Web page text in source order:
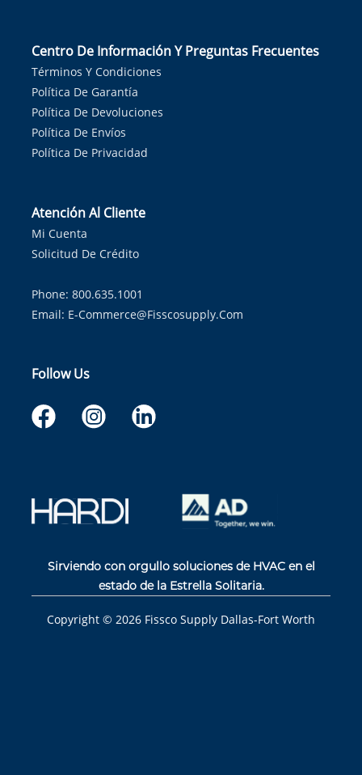
Centro De Información Y Preguntas Frecuentes
Términos Y Condiciones
Política De Garantía
Política De Devoluciones
Política De Envíos
Política De Privacidad
Atención Al Cliente
Mi Cuenta
Solicitud De Crédito
Phone: 800.635.1001
Email: E-Commerce@fisscosupply.com
Follow Us
Sirviendo con orgullo soluciones de HVAC en el
estado de la Estrella Solitaria.
Copyright © 2026 Fissco Supply Dallas-Fort Worth